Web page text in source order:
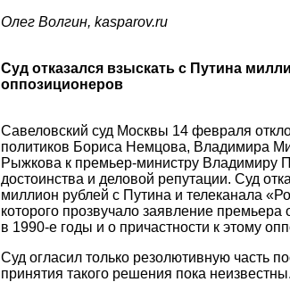
Олег Волгин, kasparov.ru
Суд отказался взыскать с Путина
оппозиционеров
Савеловский суд Москвы 14 февраля
политиков Бориса Немцова, Владимира
Рыжкова к премьер-министру Владимиру
достоинства и деловой репутации. Суд
миллион рублей с Путина и телеканала
которого прозвучало заявление
в 1990-е годы и о причастности к этому
Суд огласил только резолютивную часть
принятия такого решения пока неизвестны.